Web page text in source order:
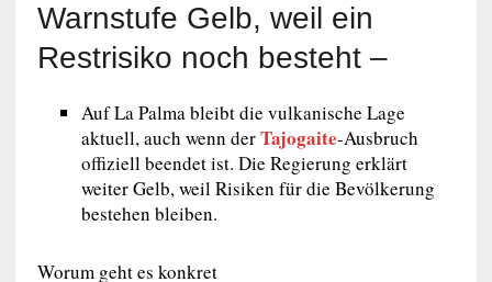
Warnstufe Gelb, weil ein
Restrisiko noch besteht –
Auf La Palma bleibt die vulkanische Lage
aktuell, auch wenn derTajogaite-Ausbruch
offiziell beendet ist. Die Regierung erklärt
weiter Gelb, weil Risiken für die Bevölkerung
bestehen bleiben.
Worum geht es konkret